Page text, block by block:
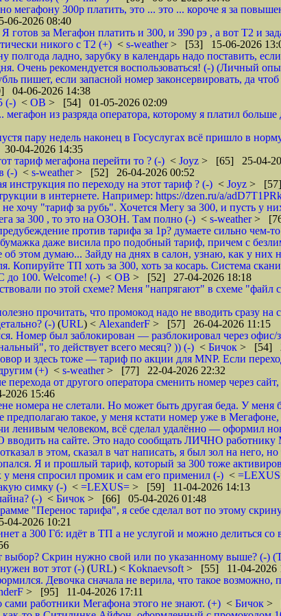
мегафону 300р платить, это ... это ... короче я за
2026 08:40
готов за Мегафон платить и 300, и 390 рэ , а вот Т2 и
никого с Т2 (+) < s-weather> [53] 15-06-2026
полгода ладно, зарубку в календарь надо поставить,
Очень рекомендуется воспользоваться! (-) (Личный
пишет, если запасной номер законсервировать, да
04-06-2026 14:38
(-) < ОВ > [54] 01-05-2026 02:09
из разряда оператора, которому я платил
пару недель наконец в Госуслугах всё пришло в
04-2026 14:35
тариф мегафона перейти то ? (-) < Joyz > [65] 25-04-
(-) < s-weather> [52] 26-04-2026 00:52
инструкция по переходу на этот тариф ? (-) < Joyz > [57]
в интернете. Например: https://dzen.ru/a/
хочу "тариф за рубь". Хочется Мегу за 300, и пусть у
за 300 , то это на ОЗОН. Там полно (-) < s-weather>
против тарифа за 1р? думаете сильно чем-
даже висила про подобный тариф, причем с
об этом думаю... Зайду на днях в салон, узнаю, как у
Копируйте ТП хоть за 300, хоть за косарь. Система
100. Welcome! (-) < ОВ > [52] 27-04-2026 18:18
по этой схеме? Меня "напрягают" в схеме "файл
прочитать, что промокод надо не вводить сразу
(-) (URL) < AlexanderF > [57] 26-04-2026 11:15
Номер был заблокирован — разблокировал через
то действует всего месяц? )) (-) < Бичок > [54]
и здесь тоже — тариф по акции для MNP. Если
(+) < s-weather> [77] 22-04-2026 22:32
перехода от другого оператора сменить номер через
15:46
номера не слетали. Но может быть другая беда. У
предполагаю такое, у меня кстати номер уже в
ленивым человеком, всё сделал удалённо — оформил
на сайте. Это надо сообщать ЛИЧНО работнику
в этом, сказал в чат написать, я был зол на него,
Я и прошлый тариф, который за 300 тоже
у меня спросил промик и сам его применил (-) <
симку (-) < =LEXUS= > [59] 11-04-2026 14:13
(-) < Бичок > [66] 05-04-2026 01:48
"Перенос тарифа", я себе сделал вот по этому
2026 10:21
а 300 Гб: идёт в ТП а не услугой и можно делиться
выбор? Скрин нужно свой или по указанному выше? (-)
вот этот (-) (URL) < Koknaevsoft > [55] 11-04-2026
Девочка сначала не верила, что такое
> [95] 11-04-2026 17:11
сами работники Мегафона этого не знают. (+) < Бичок >